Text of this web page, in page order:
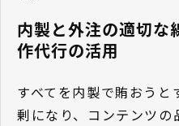
内製と外注の適切な
作代行の活用
すべてを内製で賄おうと
剰になり、コンテンツ